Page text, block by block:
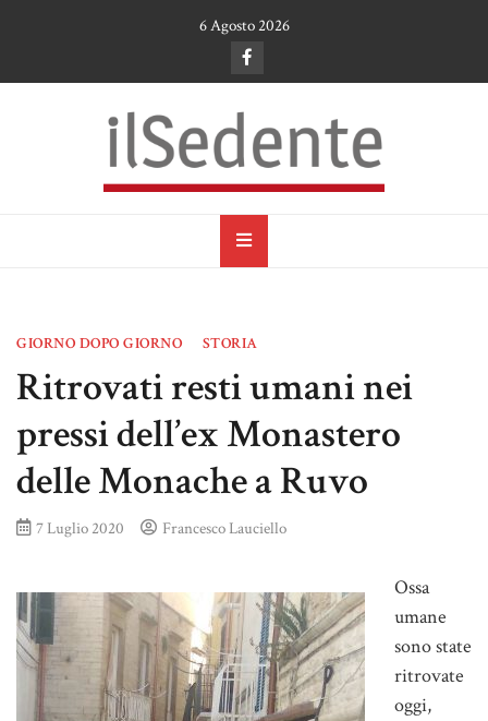
6 Agosto 2026
il Sedente
GIORNO DOPO GIORNO STORIA
Ritrovati resti umani nei
pressi dell’ex Monastero
delle Monache a Ruvo
7 Luglio 2020 Francesco Lauciello
Ossa
umane
sono state
ritrovate
oggi,